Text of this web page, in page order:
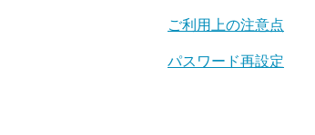
ご利用上の注意点
パスワード再設定